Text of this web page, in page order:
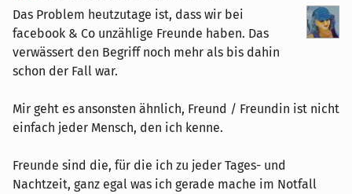
Das Problem heutzutage ist, dass wir bei
facebook & Co unzählige Freunde haben. Das
verwässert den Begriff noch mehr als bis dahin
schon der Fall war.
Mir geht es ansonsten ähnlich, Freund / Freundin ist nicht
einfach jeder Mensch, den ich kenne.
Freunde sind die, für die ich zu jeder Tages- und
Nachtzeit, ganz egal was ich gerade mache im Notfall